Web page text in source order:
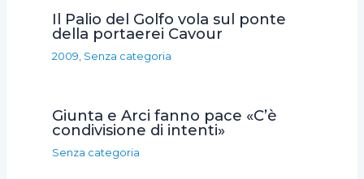
o
r
p
Il Palio del Golfo vola sul ponte
della portaerei Cavour
2009 Senza categoria
Giunta e Arci fanno pace «C’è
condivisione di intenti»
Senza categoria